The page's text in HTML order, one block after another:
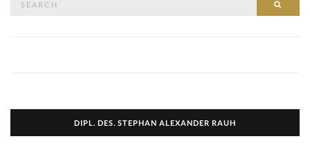
for:
DIPL. DES. STEPHAN ALEXANDER RAUH